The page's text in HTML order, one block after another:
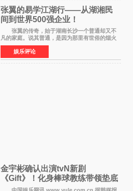
张翼的易学江湖行——从湖湘民
间到世界500强企业！
张翼的传奇，始于湖南长沙一个普通却又不
凡的家庭。说其普通，是因为那里有世俗的烟火
气；说其不凡，是因为家中有一位洞悉天地玄机
的长者——他的爷爷。作为当地的风水师，爷爷
是张翼走进易学
娱乐评论
金宇彬确认出演tvN新剧
《Gift》！化身棒球教练带领垫底
球队逆袭